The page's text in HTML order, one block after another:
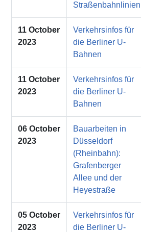
Straßenbahnlinien
11 October
2023
Verkehrsinfos für
die Berliner U-
Bahnen
11 October
2023
Verkehrsinfos für
die Berliner U-
Bahnen
06 October
2023
Bauarbeiten in
Düsseldorf
(Rheinbahn):
Grafenberger
Allee und der
Heyestraße
05 October
2023
Verkehrsinfos für
die Berliner U-